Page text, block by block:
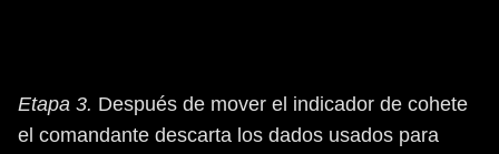
Etapa 3. Después de mover el indicador de cohete
el comandante descarta los dados usados para